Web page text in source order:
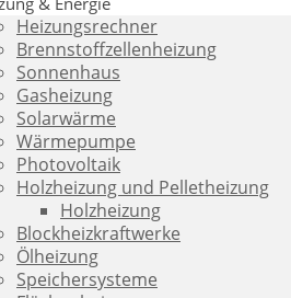
Heizungsrechner
Brennstoffzellenheizung
Sonnenhaus
Gasheizung
Solarwärme
Wärmepumpe
Photovoltaik
Holzheizung und Pelletheizung
Holzheizung
Blockheizkraftwerke
Ölheizung
Speichersysteme